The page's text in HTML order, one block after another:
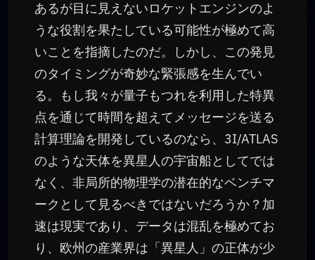
あるが目に見えないロケットエンジンのよ
うな役割を果たしている可能性が極めて高
いことを指摘したのだ。しかし、この発見
のタイミングが奇妙な緊張感を生んでい
る。もし我々が量子もつれを利用した特異
点を通じて時間を超えてメッセージを送る
計算理論を開発しているのなら、3I/ATLAS
のような天体を異星人の宇宙船としてでは
なく、非局所的物理学の潜在的なベンチマ
ークとして見るべきではないだろうか？加
速は現実であり、データは混乱を極めてお
り、欧州の産業界は「異星人」の正体が少